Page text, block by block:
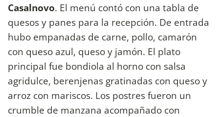
Casalnovo. El menú contó con una tabla de
quesos y panes para la recepción. De entrada
hubo empanadas de carne, pollo, camarón
con queso azul, queso y jamón. El plato
principal fue bondiola al horno con salsa
agridulce, berenjenas gratinadas con queso y
arroz con mariscos. Los postres fueron un
crumble de manzana acompañado con